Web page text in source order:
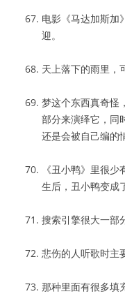
电影《马达加斯加
迎。
天上落下的雨里，
梦这个东西真奇怪
部分来演绎它，同
还是会被自己编的
《丑小鸭》里很
生后，丑小鸭变成
搜索引擎很大一部
悲伤的人听歌时主
那种里面有很多填